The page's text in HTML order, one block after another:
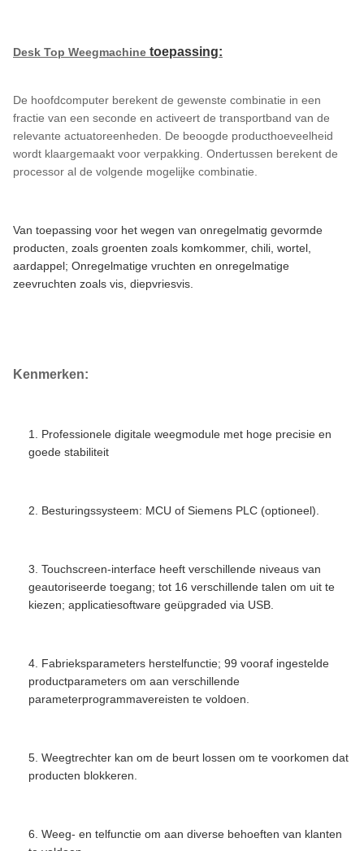
Desk Top Weegmachine​ toepassing:
De hoofdcomputer berekent de gewenste combinatie in een
fractie van een seconde en activeert de transportband van de
relevante actuatoreenheden. De beoogde producthoeveelheid
wordt klaargemaakt voor verpakking. Ondertussen berekent de
processor al de volgende mogelijke combinatie.
Van toepassing voor het wegen van onregelmatig gevormde
producten, zoals groenten zoals komkommer, chili, wortel,
aardappel; Onregelmatige vruchten en onregelmatige
zeevruchten zoals vis, diepvriesvis.
Kenmerken:
1. Professionele digitale weegmodule met hoge precisie en
goede stabiliteit
2. Besturingssysteem: MCU of Siemens PLC (optioneel).
3. Touchscreen-interface heeft verschillende niveaus van
geautoriseerde toegang; tot 16 verschillende talen om uit te
kiezen; applicatiesoftware geüpgraded via USB.
4. Fabrieksparameters herstelfunctie; 99 vooraf ingestelde
productparameters om aan verschillende
parameterprogrammavereisten te voldoen.
5. Weegtrechter kan om de beurt lossen om te voorkomen dat
producten blokkeren.
6. Weeg- en telfunctie om aan diverse behoeften van klanten